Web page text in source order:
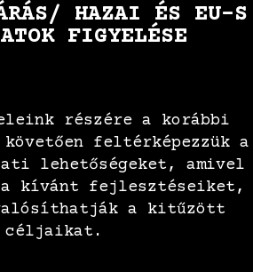
HAZAI ÉS EU-S
FIGYELÉSE
részére a korábbi
feltérképezzük a
lehetőségeket, amivel
kívánt fejlesztéseiket,
a kitűzött
céljaikat.